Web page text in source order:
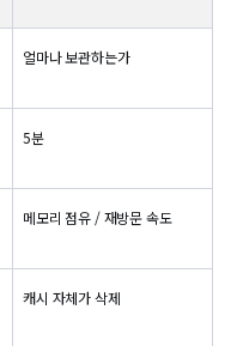
얼마나 보관하는가
5분
메모리 점유 / 재방문 속도
캐시 자체가 삭제